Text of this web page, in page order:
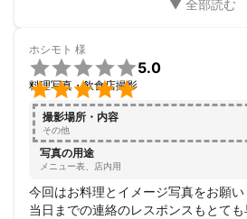
ホシモト 様


5.0
料理写真・飲食店撮影
撮影場所・内容
その他
写真の用途
メニュー表、店内用
今回はお料理とイメージ写真をお願い
当日までの連絡のレスポンスもとて